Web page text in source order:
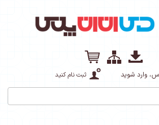
وارد شوید ثبت نام کنید